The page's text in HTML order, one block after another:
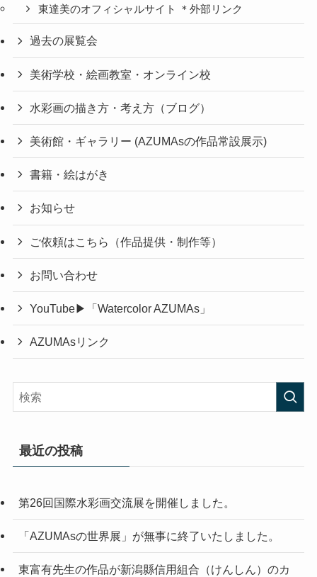
東達美のオフィシャルサイト ＊外部リンク
過去の展覧会
美術学校・絵画教室・オンライン校
水彩画の描き方・考え方（ブログ）
美術館・ギャラリー (AZUMAsの作品常設展示)
書籍・絵はがき
お知らせ
ご依頼はこちら（作品提供・制作等）
お問い合わせ
YouTube▶「Watercolor AZUMAs」
AZUMAsリンク
最近の投稿
第26回国際水彩画交流展を開催しました。
「AZUMAsの世界展」が無事に終了いたしました。
東富有先生の作品が新潟縣信用組合（けんしん）のカ